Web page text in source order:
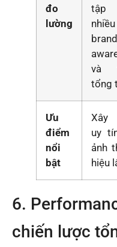
đo
lường
tập
brand
và
tổng
Ưu
điểm
nổi
bật
Xây
uy
ảnh
hiệu
6.
chiến lược